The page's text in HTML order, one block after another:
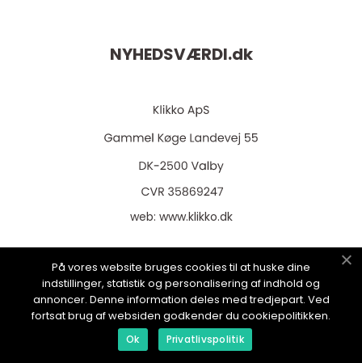
NYHEDSVÆRDI.dk
web: www.klikko.dk
Menu
Annoncering
På vores website bruges cookies til at huske dine
indstillinger, statistik og personalisering af indhold og
annoncer. Denne information deles med tredjepart. Ved
fortsat brug af websiden godkender du cookiepolitikken.
Ok Privatlivspolitik